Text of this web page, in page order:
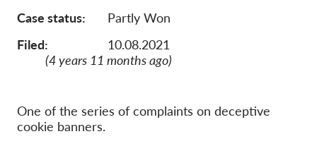
GYK
Munkalehetőségek
Collective Redress
Média
Case status
Partly Won
Filed:
10.08.2021
(4 years 11 months ago)
One of the series of complaints on deceptive
cookie banners.